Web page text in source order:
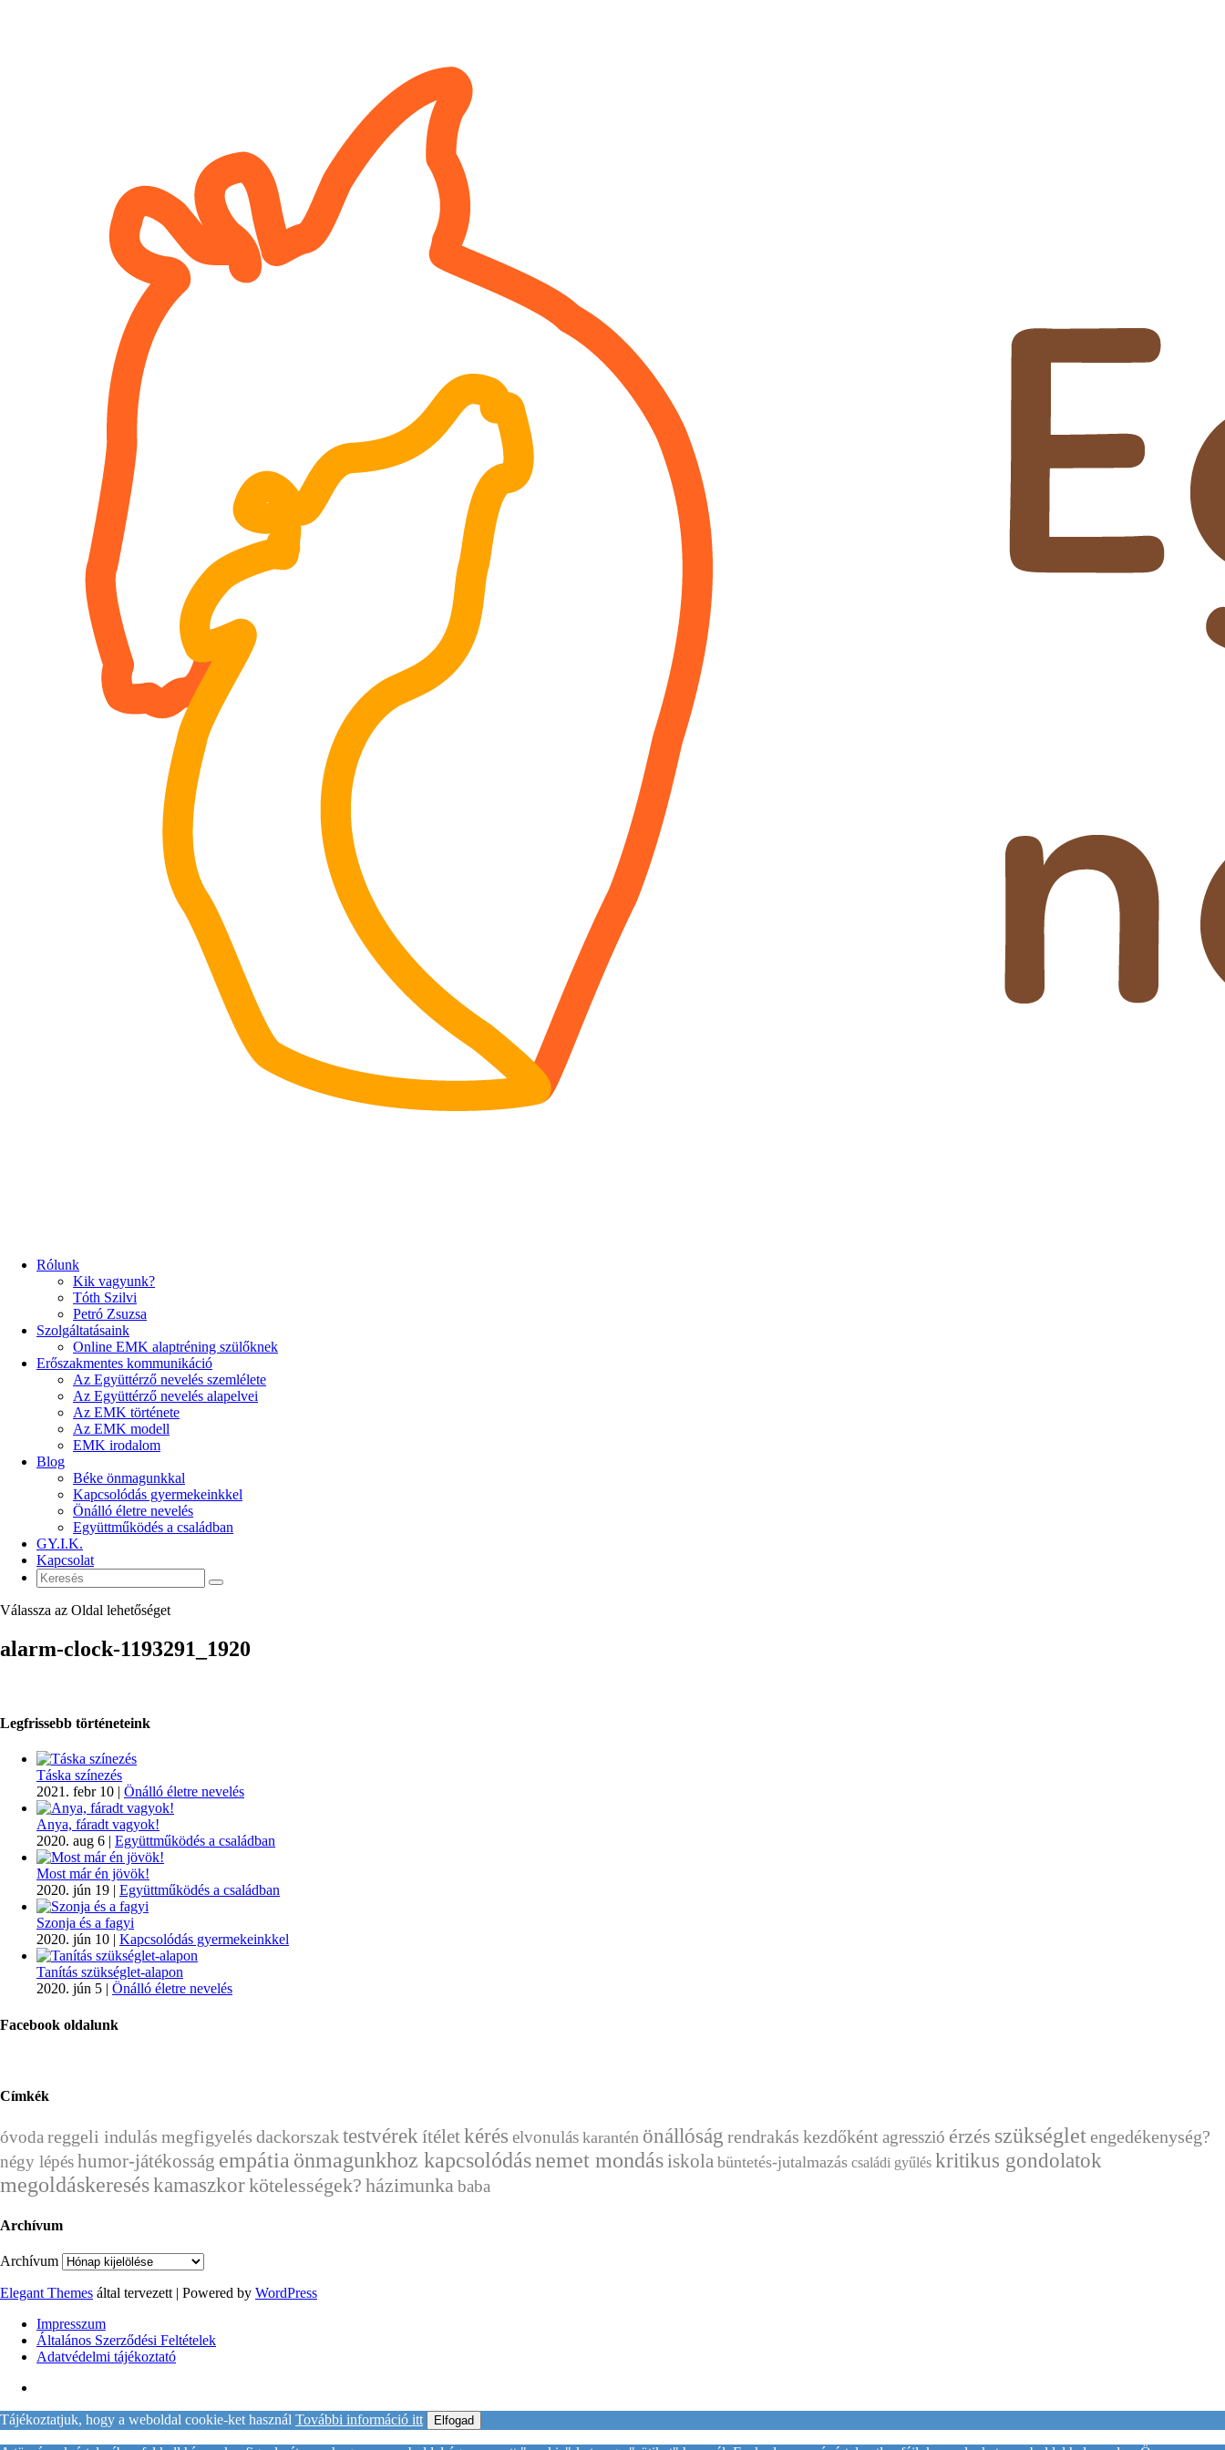
Rólunk
Kik vagyunk?
Tóth Szilvi
Petró Zsuzsa
Szolgáltatásaink
Online EMK alaptréning szülőknek
Erőszakmentes kommunikáció
Az Együttérző nevelés szemlélete
Az Együttérző nevelés alapelvei
Az EMK története
Az EMK modell
EMK irodalom
Blog
Béke önmagunkkal
Kapcsolódás gyermekeinkkel
Önálló életre nevelés
Együttműködés a családban
GY.I.K.
Kapcsolat
Válassza az Oldal lehetőséget
alarm-clock-1193291_1920
Legfrissebb történeteink
Táska színezés
2021. febr 10 | Önálló életre nevelés
Anya, fáradt vagyok!
2020. aug 6 | Együttműködés a családban
Most már én jövök!
2020. jún 19 | Együttműködés a családban
Szonja és a fagyi
2020. jún 10 | Kapcsolódás gyermekeinkkel
Tanítás szükséglet-alapon
2020. jún 5 | Önálló életre nevelés
Facebook oldalunk
Címkék
óvodareggeli indulás megfigyelés dackorszaktestvérekítéletkérés elvonulás karantén önállóság rendrakás kezdőkéntagresszió érzés szükségletengedékenység?
négy lépéshumor-játékosság empátia önmagunkhoz kapcsolódásnemet mondásiskola büntetés-jutalmazás családi gyűlés kritikus gondolatok
megoldáskereséskamaszkorkötelességek? házimunkababa
Archívum
Archívum
Elegant Themes által tervezett | Powered by WordPress
Impresszum
Általános Szerződési Feltételek
Adatvédelmi tájékoztató
Tájékoztatjuk, hogy a weboldal cookie-ket használ További információ itt Elfogad